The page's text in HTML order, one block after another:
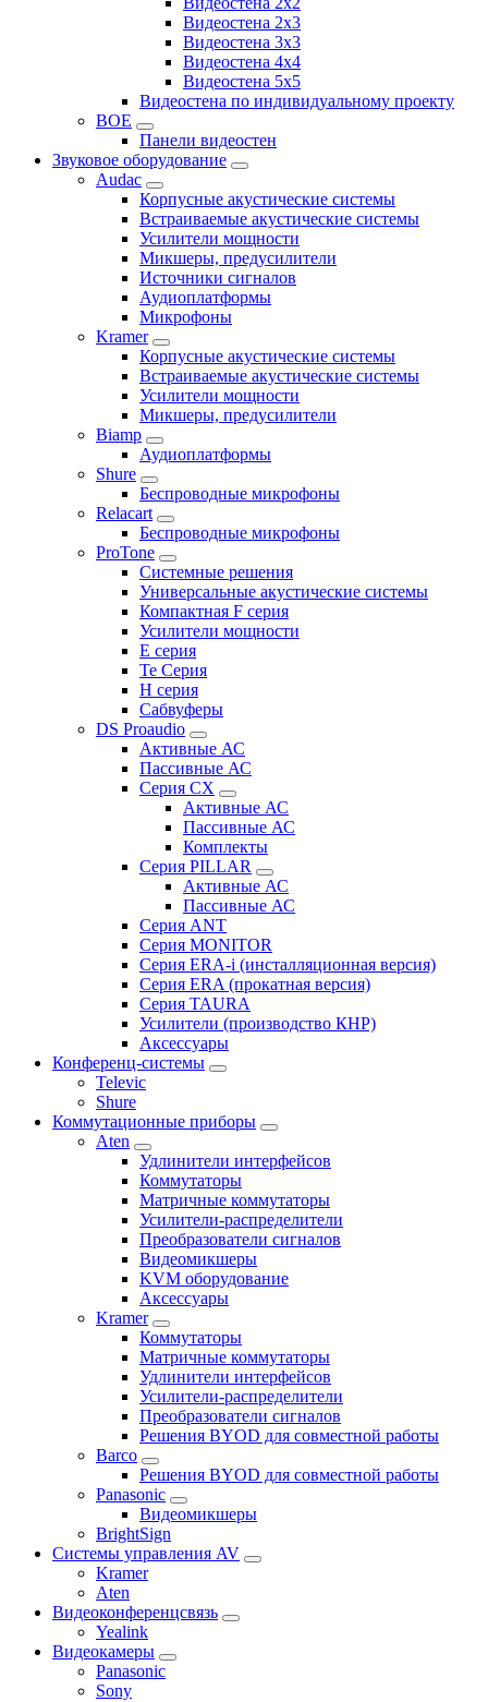
Видеостена 2x3
Видеостена 3x3
Видеостена 4x4
Видеостена 5x5
Видеостена по индивидуальному проекту
BOE
Панели видеостен
Звуковое оборудование
Audac
Корпусные акустические системы
Встраиваемые акустические системы
Усилители мощности
Микшеры, предусилители
Источники сигналов
Аудиоплатформы
Микрофоны
Kramer
Корпусные акустические системы
Встраиваемые акустические системы
Усилители мощности
Микшеры, предусилители
Biamp
Аудиоплатформы
Shure
Беспроводные микрофоны
Relacart
Беспроводные микрофоны
ProTone
Системные решения
Универсальные акустические системы
Компактная F серия
Усилители мощности
E серия
Te Серия
H серия
Сабвуферы
DS Proaudio
Активные АС
Пассивные АС
Серия CX
Активные АС
Пассивные АС
Комплекты
Серия PILLAR
Активные АС
Пассивные АС
Серия ANT
Серия MONITOR
Серия ERA-i (инсталляционная версия)
Серия ERA (прокатная версия)
Серия TAURA
Усилители (производство КНР)
Аксессуары
Конференц-системы
Televic
Shure
Коммутационные приборы
Aten
Удлинители интерфейсов
Коммутаторы
Матричные коммутаторы
Усилители-распределители
Преобразователи сигналов
Видеомикшеры
KVM оборудование
Аксессуары
Kramer
Коммутаторы
Матричные коммутаторы
Удлинители интерфейсов
Усилители-распределители
Преобразователи сигналов
Решения BYOD для совместной работы
Barco
Решения BYOD для совместной работы
Panasonic
Видеомикшеры
BrightSign
Системы управления AV
Kramer
Aten
Видеоконференцсвязь
Yealink
Видеокамеры
Panasonic
Sony